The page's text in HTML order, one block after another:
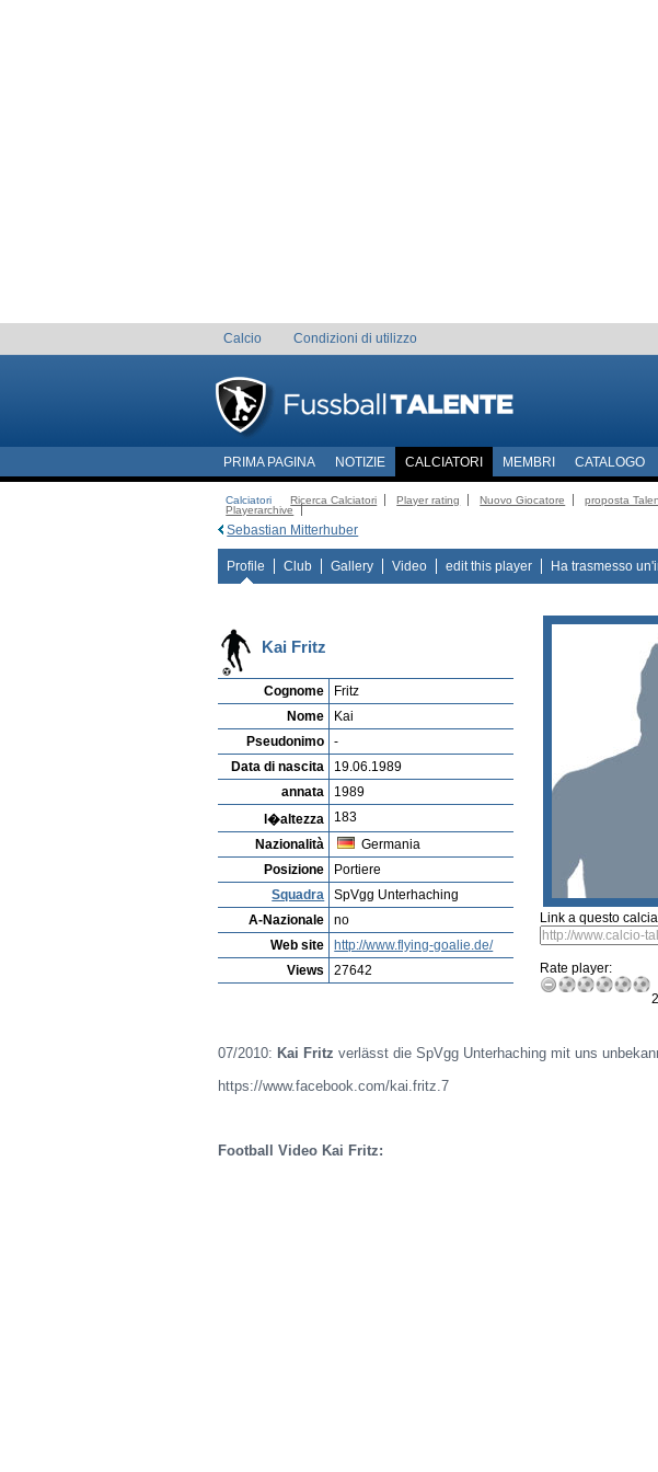
Calcio Condizioni di utilizzo
PRIMA PAGINA NOTIZIE CALCIATORI MEMBRI CATALOGO
Calciatori Ricerca Calciatori Player rating Nuovo Giocatore proposta
Playerarchive
Sebastian Mitterhuber
Profile Club Gallery Video edit this player Ha trasmesso
Kai Fritz
Cognome
Fritz
Nome
Kai
Pseudonimo
-
Data di nascita
19.06.1989
annata
1989
l�altezza
183
Nazionalità
Germania
Posizione
Portiere
Squadra
SpVgg Unterhaching
A-Nazionale
no
Web site
http://www.flying-goalie.de/
Views
27642
Link a questo
Rate player:
07/2010: Kai Fritzverlässt die SpVgg Unterhaching mit uns
https://www.facebook.com/kai.fritz.7
Football Video Kai Fritz: